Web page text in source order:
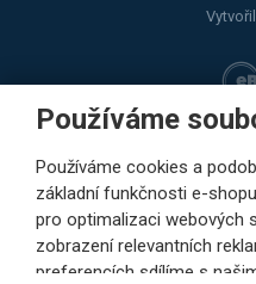
Používáme
Používáme cookies a
základní funkčnosti e-
pro optimalizaci webových
zobrazení relevantních
preferencích sdílíme s